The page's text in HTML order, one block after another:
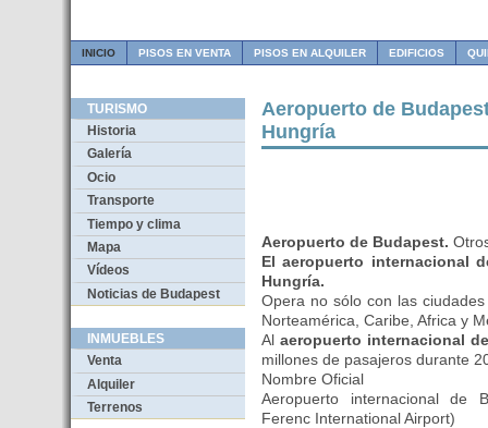
INICIO PISOS EN VENTA PISOS EN ALQUILER EDIFICIOS
TURISMO
Historia
Galería
Ocio
Transporte
Tiempo y clima
Mapa
Vídeos
Noticias de Budapest
INMUEBLES
Venta
Alquiler
Terrenos
Aeropuerto de
Hungría
Aeropuerto de Budapest.
El aeropuerto internacional
Hungría.
Opera no sólo con las
Norteamérica, Caribe, Africa y
Alaeropuerto internacional
millones de pasajeros durante
Nombre Oficial
Aeropuerto internacional de
Ferenc International Airport)